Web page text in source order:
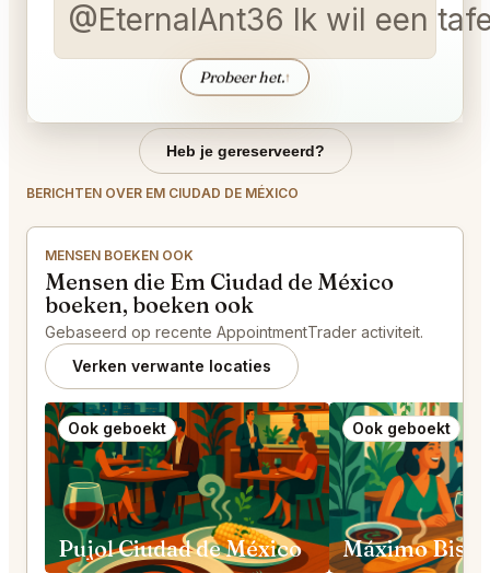
@EternalAnt36 Ik wil een
Probeer het.↑
Heb je gereserveerd?
BERICHTEN OVER EM CIUDAD DE MÉXICO
MENSEN BOEKEN OOK
Mensen die Em Ciudad de México
boeken, boeken ook
Gebaseerd op recente AppointmentTrader activiteit.
Verken verwante locaties
Ook geboekt
Pujol Ciudad de México
Ook geboekt